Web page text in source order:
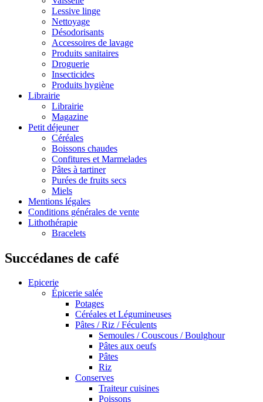
Lessive linge
Nettoyage
Désodorisants
Accessoires de lavage
Produits sanitaires
Droguerie
Insecticides
Produits hygiène
Librairie
Librairie
Magazine
Petit déjeuner
Céréales
Boissons chaudes
Confitures et Marmelades
Pâtes à tartiner
Purées de fruits secs
Miels
Mentions légales
Conditions générales de vente
Lithothérapie
Bracelets
Succédanes de café
Epicerie
Épicerie salée
Potages
Céréales et Légumineuses
Pâtes / Riz / Féculents
Semoules / Couscous / Boulghour
Pâtes aux oeufs
Pâtes
Riz
Conserves
Traiteur cuisines
Poissons